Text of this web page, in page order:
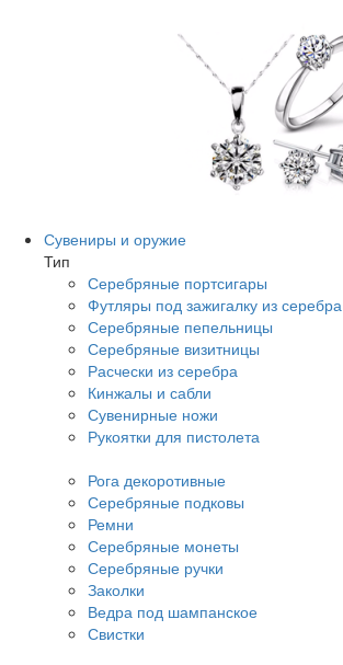
Сувениры и оружие
Тип
Серебряные портсигары
Футляры под зажигалку из серебра
Серебряные пепельницы
Серебряные визитницы
Расчески из серебра
Кинжалы и сабли
Сувенирные ножи
Рукоятки для пистолета
Рога декоротивные
Серебряные подковы
Ремни
Серебряные монеты
Серебряные ручки
Заколки
Ведра под шампанское
Свистки